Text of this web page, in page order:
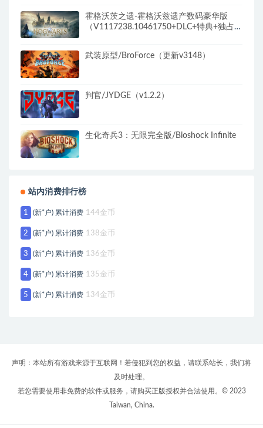
霍格沃茨之遗-霍格沃兹遗产数码豪华版
（V1117238.10461750+DLC+特典+独占内
武装原型/BroForce（更新v3148）
判官/JYDGE（v1.2.2）
生化奇兵3：无限完全版/Bioshock Infinite
站内消费排行榜
1 (新*户) 累计消费 144金币
2 (新*户) 累计消费 138金币
3 (新*户) 累计消费 136金币
4 (新*户) 累计消费 135金币
5 (新*户) 累计消费 134金币
声明：本站所有游戏来源于互联网！若侵犯到您的权益，请联系站长，我们将
及时处理。
若您需要使用非免费的软件或服务，请购买正版授权并合法使用。© 2023
Taiwan, China.